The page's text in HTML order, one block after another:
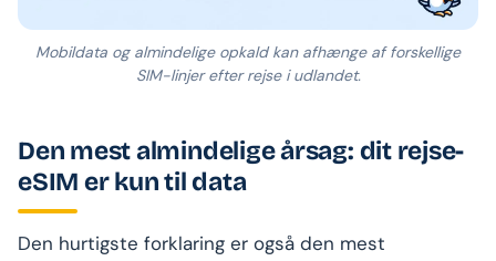
Mobildata og almindelige opkald kan afhænge af forskellige
SIM-linjer efter rejse i udlandet.
Den mest almindelige årsag: dit rejse-
eSIM er kun til data
Den hurtigste forklaring er også den mest